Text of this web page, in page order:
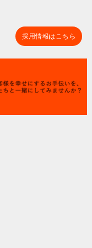
採用情報はこちら